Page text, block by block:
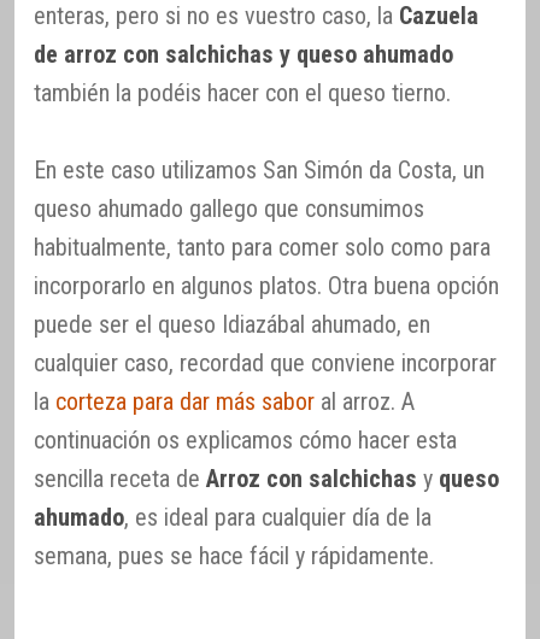
enteras, pero si no es vuestro caso, la Cazuela
de arroz con salchichas y queso ahumado
también la podéis hacer con el queso tierno.
En este caso utilizamos San Simón da Costa, un
queso ahumado gallego que consumimos
habitualmente, tanto para comer solo como para
incorporarlo en algunos platos. Otra buena opción
puede ser el queso Idiazábal ahumado, en
cualquier caso, recordad que conviene incorporar
la corteza para dar más sabor al arroz. A
continuación os explicamos cómo hacer esta
sencilla receta de Arroz con salchichas y queso
ahumado, es ideal para cualquier día de la
semana, pues se hace fácil y rápidamente.